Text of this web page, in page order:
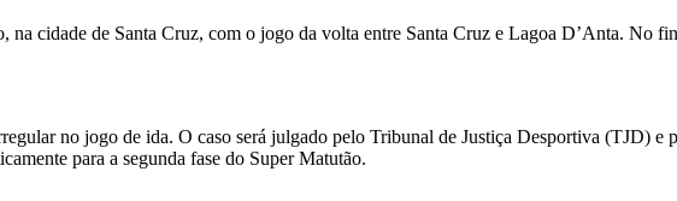
na cidade de Santa Cruz, com o jogo da volta entre Santa Cruz e Lagoa D’Anta. No
no jogo de ida. O caso será julgado pelo Tribunal de Justiça Desportiva (TJD) e
para a segunda fase do Super Matutão.